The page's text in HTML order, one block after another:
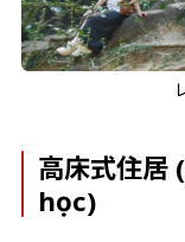
高床式住
học)